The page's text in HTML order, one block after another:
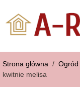
Strona główna / Ogród
kwitnie melisa